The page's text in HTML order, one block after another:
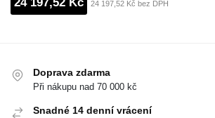
24 197,52 Kč bez DPH
Doprava zdarma
Při nákupu nad 70 000 kč
Snadné 14 denní vrácení